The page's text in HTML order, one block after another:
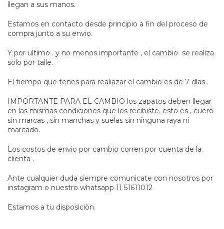
llegan a sus manos.
Estamos en contacto desde principio a fin del proceso de
compra junto a su envio.
Y por ultimo . y no menos importante , el cambio se realiza
solo por talle.
El tiempo que tenes para realiazar el cambio es de 7 dìas .
IMPORTANTE PARA EL CAMBIO los zapatos deben llegar
en las mismas condiciones que los recibiste, esto es , cuero
sin marcas , sin manchas y suelas sin ninguna raya ni
marcado.
Los costos de envio por cambio corren por cuenta de la
clienta .
Ante cualquier duda siempre comunicate con nosotros por
instagram o nuestro whatsapp 11 51611012
Estamos a tu disposiciòn.